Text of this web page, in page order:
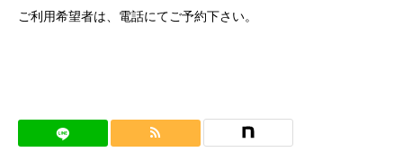
ご利用希望者は、電話にてご予約下さい。